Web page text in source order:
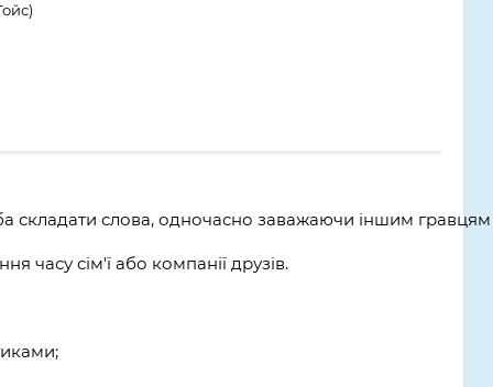
складати слова, одночасно заважаючи іншим
часу сім'ї або компанії друзів.